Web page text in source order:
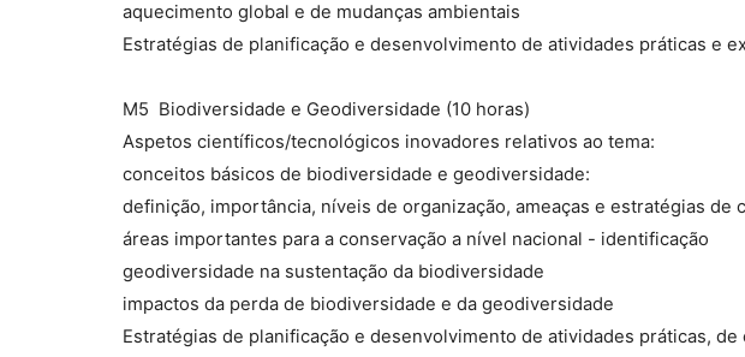
aquecimento global e de mudanças ambientais
Estratégias de planificação e desenvolvimento de atividades práticas e
M5  Biodiversidade e Geodiversidade (10 horas)
Aspetos científicos/tecnológicos inovadores relativos ao tema:
conceitos básicos de biodiversidade e geodiversidade:
definição, importância, níveis de organização, ameaças e estratégias de
áreas importantes para a conservação a nível nacional - identificação
geodiversidade na sustentação da biodiversidade
impactos da perda de biodiversidade e da geodiversidade
Estratégias de planificação e desenvolvimento de atividades práticas,